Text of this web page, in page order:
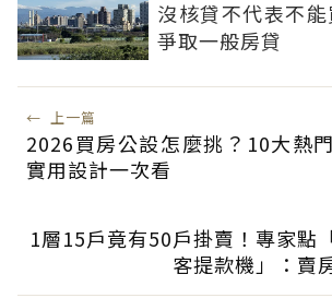
沒核貸不代表不
爭取一般房貸
← 上一篇
2026買房公設怎麼挑？10大熱
實用設計一次看
1層15戶竟有50戶掛賣！專家點
客提款機」：賣